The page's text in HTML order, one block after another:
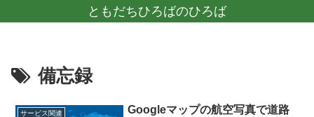
ともだちひろばのひろば
備忘録
サービス関連
Googleマップの航空写真で道路